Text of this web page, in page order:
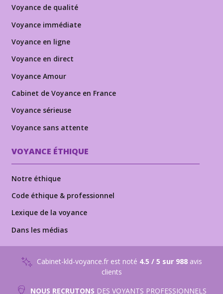
Voyance de qualité
Voyance immédiate
Voyance en ligne
Voyance en direct
Voyance Amour
Cabinet de Voyance en France
Voyance sérieuse
Voyance sans attente
VOYANCE ÉTHIQUE
Notre éthique
Code éthique & professionnel
Lexique de la voyance
Dans les médias
Cabinet-kld-voyance.fr est noté 4.5 / 5 sur 988avis
clients
NOUS RECRUTONS DES VOYANTS PROFESSIONNELS